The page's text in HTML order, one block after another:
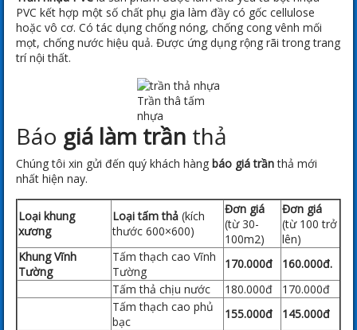
PVC kết hợp một số chất phụ gia làm đầy có gốc cellulose
hoặc vô cơ. Có tác dụng chống nóng, chống cong vênh mối
mọt, chống nước hiệu quả. Được ứng dụng rộng rãi trong trang
trí nội thất.
Trần thâ tấm
nhựa
Báo giá làm trần thả
Chúng tôi xin gửi đến quý khách hàng báo giá trầnthả mới
nhất hiện nay.
Loại khung
xương
Loại tấm thả (kích
thước 600×600)
Đơn giá
(từ 30-
100m2)
Đơn giá
(từ 100 trở
lên)
Khung Vĩnh
Tường
Tấm thạch cao Vĩnh
Tường
170.000đ
160.000đ.
Tấm thả chịu nước
180.000đ
170.000đ
Tấm thạch cao phủ
bạc
155.000đ
145.000đ